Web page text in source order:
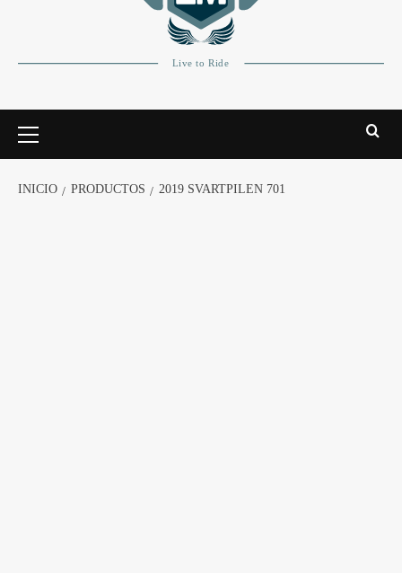
INICIO PRODUCTOS 2019 SVARTPILEN 701